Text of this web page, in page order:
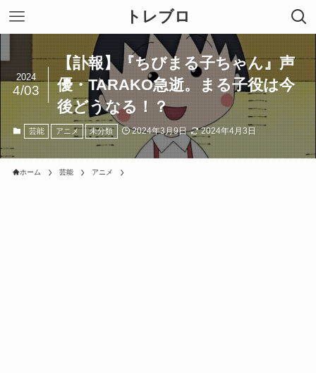
トレブロ
【訃報】『ちびまる子ちゃん』声
優・TARAKO急逝。まる子役は今
後どうなる！？
2024
4/03
芸能 アニメ 未分類 2024年3月9日 2024年4月3日
ホーム 芸能 アニメ